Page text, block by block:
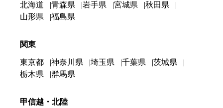
北海道 青森県 岩手県 宮城県
秋田県
山形県
福島県
関東
東京都 神奈川県 埼玉県 千葉県
茨城県
栃木県
群馬県
甲信越・北陸